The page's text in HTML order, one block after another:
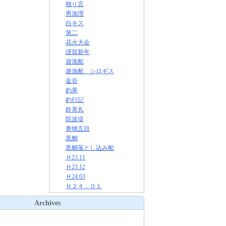
独り言
男漁理
白キス
第二
花火大会
謹賀新年
遊漁船
遊漁船 シロギス
金谷
釣果
釣行記
鈴美丸
防波堤
青物五目
黒鯛
黒鯛落とし込み船
Ｈ23.11
Ｈ23.12
Ｈ24.03
Ｈ２４．０１
Archives